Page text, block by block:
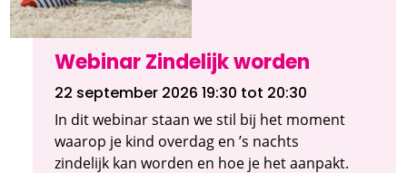
Webinar Zindelijk worden
22 september 2026 19:30 tot 20:30
In dit webinar staan we stil bij het moment
waarop je kind overdag en ’s nachts
zindelijk kan worden en hoe je het aanpakt.